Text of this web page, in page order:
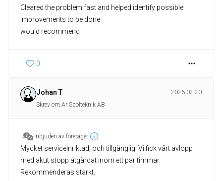
Cleared the problem fast and helped identify possible
improvements to be done
would recommend
0
Johan T
2026-02-20
Skrev om Ar Spolteknik AB
Inbjuden av företaget
Mycket serviceinriktad, och tillgänglig. Vi fick vårt avlopp
med akut stopp åtgärdat inom ett par timmar.
Rekommenderas starkt.